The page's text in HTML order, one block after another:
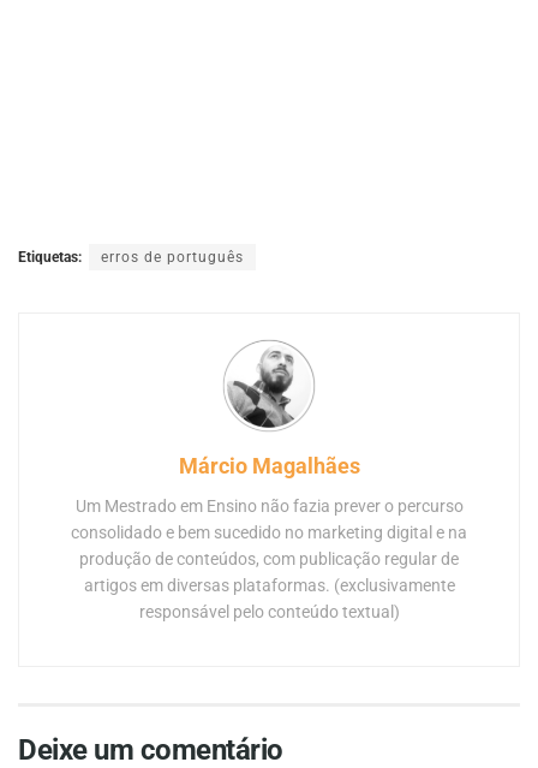
Etiquetas: erros de português
Márcio Magalhães
Um Mestrado em Ensino não fazia prever o percurso
consolidado e bem sucedido no marketing digital e na
produção de conteúdos, com publicação regular de
artigos em diversas plataformas. (exclusivamente
responsável pelo conteúdo textual)
Deixe um comentário